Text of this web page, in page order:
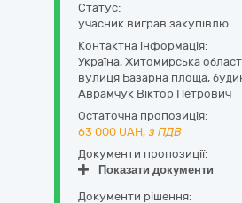
Статус:
учасник виграв закупівлю
Контактна інформація:
Україна, Житомирська
вулиця Базарна площа,
Аврамчук Віктор Петрович
Остаточна пропозиція:
63 000 UAH, з ПДВ
Документи пропозиції:
Показати документи
Документи рішення: